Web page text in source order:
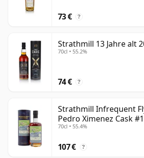
73 € ?
Strathmill 13 Jahre alt
70cl • 55.2%
74 € ?
Strathmill Infrequent
Pedro Ximenez Cask
alt
70cl • 55.4%
107 € ?